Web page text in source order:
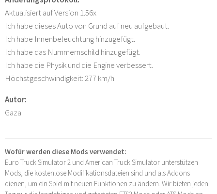
Aktualisiert auf Version 1.56x
Ich habe dieses Auto von Grund auf neu aufgebaut.
Ich habe Innenbeleuchtung hinzugefügt.
Ich habe das Nummernschild hinzugefügt.
Ich habe die Physik und die Engine verbessert.
Höchstgeschwindigkeit: 277 km/h
Autor:
Gaza
Wofür werden diese Mods verwendet:
Euro Truck Simulator 2 und American Truck Simulator unterstützen
Mods, die kostenlose Modifikationsdateien sind und als Addons
dienen, um ein Spiel mit neuen Funktionen zu ändern. Wir bieten jeden